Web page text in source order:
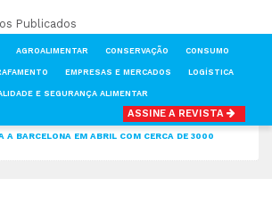
Publicados
AGROALIMENTAR CONSERVAÇÃO CONSUMO
EMPRESAS E MERCADOS LOGÍSTICA
E SEGURANÇA ALIMENTAR
ASSINE A REVISTA
A BARCELONA EM ABRIL COM CERCA DE 3000